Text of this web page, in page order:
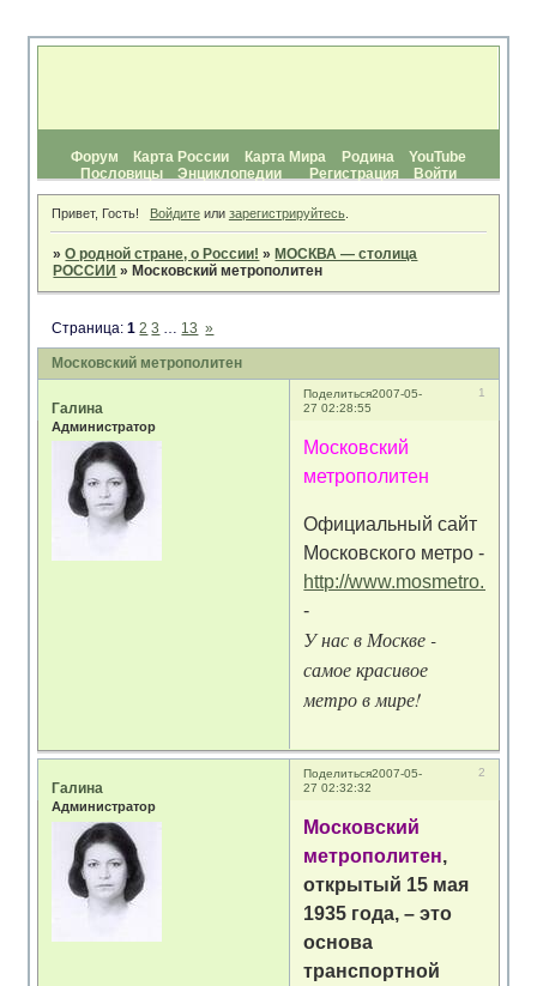
Форум Карта России Карта Мира Родина
YouTube
Пословицы
Энциклопедии Регистрация Войти
Привет, Гость! Войдитеили зарегистрируйтесь.
»О родной стране, о России! »МОСКВА — столица
РОССИИ »Московский метрополитен
Московский метрополитен
Страница:1 2 3 … 13 »
Поделиться 1
2007-05-
27 02:28:55
Галина
Администратор
Московский
метрополитен
Официальный сайт
Московского метро -
http://www.mosmetro.ru/
-
У нас в Москве -
самое красивое
метро в мире!
Поделиться 2
2007-05-
27 02:32:32
Галина
Администратор
Московский
метрополитен,
открытый 15 мая
1935 года, – это
основа
транспортной